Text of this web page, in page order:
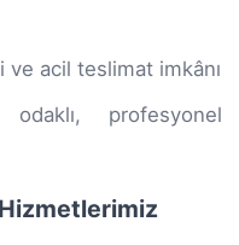
ve acil teslimat imkânı
profesyonel